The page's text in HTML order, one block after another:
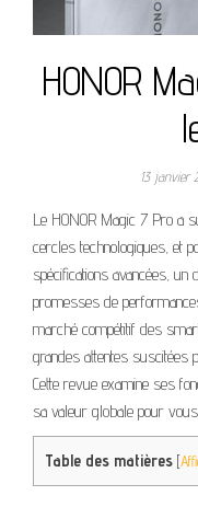
HONOR
13 janvier
Le HONOR Magic 7 Pro a
cercles technologiques, et
spécifications avancées,
promesses de
marché compétitif des
grandes attentes suscitées
Cette revue examine ses
sa valeur globale pour
Table des matières [